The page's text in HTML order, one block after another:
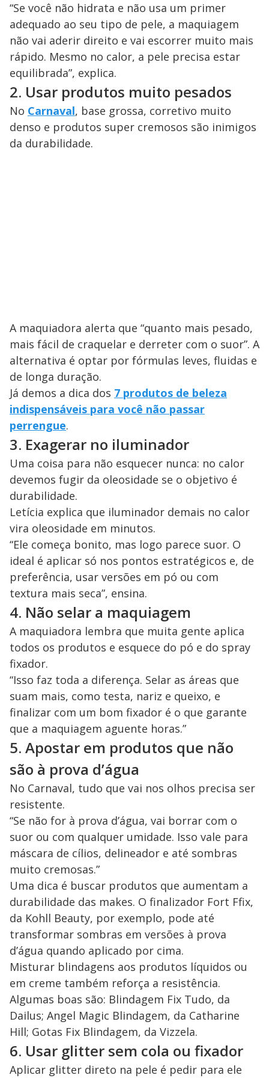
“Se você não hidrata e não usa um primer
adequado ao seu tipo de pele, a maquiagem
não vai aderir direito e vai escorrer muito mais
rápido. Mesmo no calor, a pele precisa estar
equilibrada”, explica.
2. Usar produtos muito pesados
No Carnaval, base grossa, corretivo muito
denso e produtos super cremosos são inimigos
da durabilidade.
A maquiadora alerta que “quanto mais pesado,
mais fácil de craquelar e derreter com o suor”. A
alternativa é optar por fórmulas leves, fluidas e
de longa duração.
Já demos a dica dos 7 produtos de beleza
indispensáveis para você não passar
perrengue.
3. Exagerar no iluminador
Uma coisa para não esquecer nunca: no calor
devemos fugir da oleosidade se o objetivo é
durabilidade.
Letícia explica que iluminador demais no calor
vira oleosidade em minutos.
“Ele começa bonito, mas logo parece suor. O
ideal é aplicar só nos pontos estratégicos e, de
preferência, usar versões em pó ou com
textura mais seca”, ensina.
4. Não selar a maquiagem
A maquiadora lembra que muita gente aplica
todos os produtos e esquece do pó e do spray
fixador.
“Isso faz toda a diferença. Selar as áreas que
suam mais, como testa, nariz e queixo, e
finalizar com um bom fixador é o que garante
que a maquiagem aguente horas.”
5. Apostar em produtos que não
são à prova d’água
No Carnaval, tudo que vai nos olhos precisa ser
resistente.
“Se não for à prova d’água, vai borrar com o
suor ou com qualquer umidade. Isso vale para
máscara de cílios, delineador e até sombras
muito cremosas.”
Uma dica é buscar produtos que aumentam a
durabilidade das makes. O finalizador Fort Ffix,
da Kohll Beauty, por exemplo, pode até
transformar sombras em versões à prova
d’água quando aplicado por cima.
Misturar blindagens aos produtos líquidos ou
em creme também reforça a resistência.
Algumas boas são: Blindagem Fix Tudo, da
Dailus; Angel Magic Blindagem, da Catharine
Hill; Gotas Fix Blindagem, da Vizzela.
6. Usar glitter sem cola ou fixador
Aplicar glitter direto na pele é pedir para ele